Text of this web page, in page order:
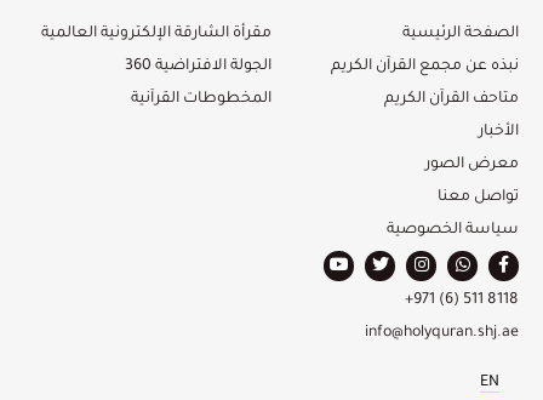
الصفحة الرئيسية
نبذه عن مجمع القرآن الكريم
متاحف القرآن الكريم
مقرأة الشارقة الإلكترونية العالمية
الجولة الافتراضية 360
المخطوطات القرآنية
الأخبار
معرض الصور
تواصل معنا
سياسة الخصوصية
+971 (6) 511 8118
info@holyquran.shj.ae
EN